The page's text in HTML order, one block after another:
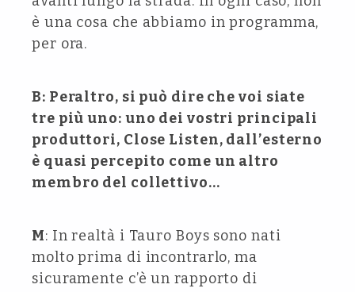
è una cosa che abbiamo in programma,
per ora.
B: Peraltro, si può dire che voi siate
tre più uno: uno dei vostri principali
produttori, Close Listen, dall’esterno
è quasi percepito come un altro
membro del collettivo…
M: In realtà i Tauro Boys sono nati
molto prima di incontrarlo, ma
sicuramente c’è un rapporto di